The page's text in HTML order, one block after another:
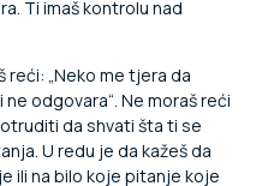
Ti imaš kontrolu nad
reći: „Neko me tjera da
odgovara“. Ne moraš reći
da shvati šta ti se
U redu je da kažeš da
ili na bilo koje pitanje koje